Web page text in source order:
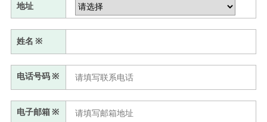
地址
姓名 ※
电话号码 ※
电子邮箱 ※